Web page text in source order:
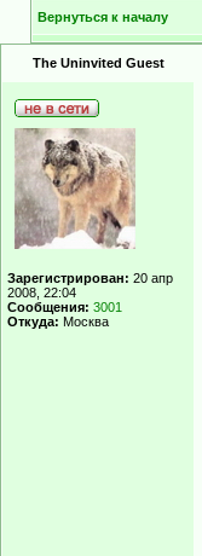
Вернуться к началу
The Uninvited Guest
Зарегистрирован: 20 апр
2008, 22:04
Сообщения: 3001
Откуда: Москва